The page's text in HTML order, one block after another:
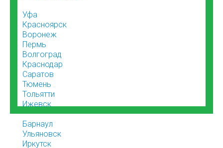
Уфа
Красноярск
Воронеж
Пермь
Волгоград
Краснодар
Саратов
Тюмень
Тольятти
Ижевск
Барнаул
Ульяновск
Иркутск